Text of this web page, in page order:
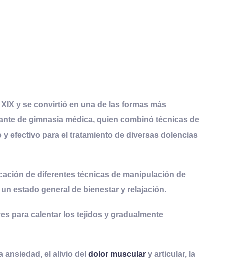
y se convirtió en una de las formas más
de gimnasia médica, quien combinó técnicas de
efectivo para el tratamiento de diversas dolencias
de diferentes técnicas de manipulación de
estado general de bienestar y relajación.
para calentar los tejidos y gradualmente
el alivio del dolor muscular y articular, la